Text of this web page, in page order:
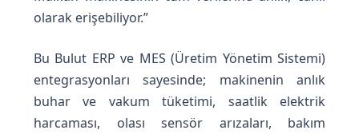
olarak erişebiliyor.”
Bu Bulut ERP ve MES (Üretim Yönetim Sistemi)
entegrasyonları sayesinde; makinenin anlık
buhar ve vakum tüketimi, saatlik elektrik
harcaması, olası sensör arızaları, bakım